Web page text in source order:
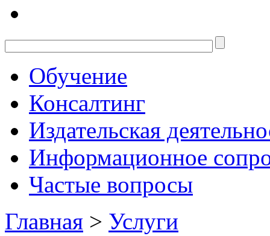
Обучение
Консалтинг
Издательская
Информационное
Частые вопросы
Главная > Услуги